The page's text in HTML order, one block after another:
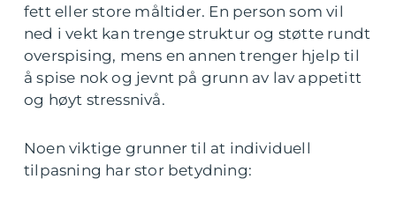
fett eller store måltider. En person som vil
ned i vekt kan trenge struktur og støtte rundt
overspising, mens en annen trenger hjelp til
å spise nok og jevnt på grunn av lav appetitt
og høyt stressnivå.
Noen viktige grunner til at individuell
tilpasning har stor betydning: